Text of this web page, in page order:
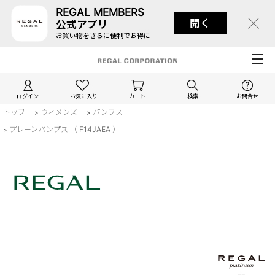
REGAL MEMBERS
公式アプリ
お買い物をさらに便利でお得に
開く
ログイン お気に入り カート 検索 お問合せ
トップ > ウィメンズ > パンプス
> プレーンパンプス （ F14JAEA ）